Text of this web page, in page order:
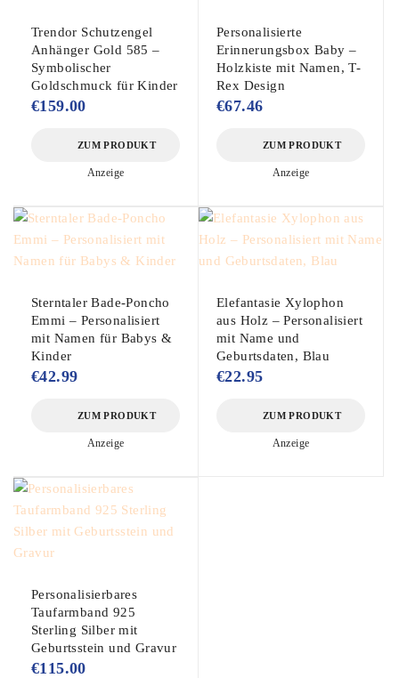
Trendor Schutzengel
Anhänger Gold 585 –
Symbolischer
Goldschmuck für Kinder
€159.00
ZUM PRODUKT
Anzeige
Personalisierte
Erinnerungsbox Baby –
Holzkiste mit Namen, T-
Rex Design
€67.46
ZUM PRODUKT
Anzeige
Sterntaler Bade-Poncho
Emmi – Personalisiert
mit Namen für Babys &
Kinder
€42.99
ZUM PRODUKT
Anzeige
Elefantasie Xylophon
aus Holz – Personalisiert
mit Name und
Geburtsdaten, Blau
€22.95
ZUM PRODUKT
Anzeige
Personalisierbares
Taufarmband 925
Sterling Silber mit
Geburtsstein und Gravur
€115.00